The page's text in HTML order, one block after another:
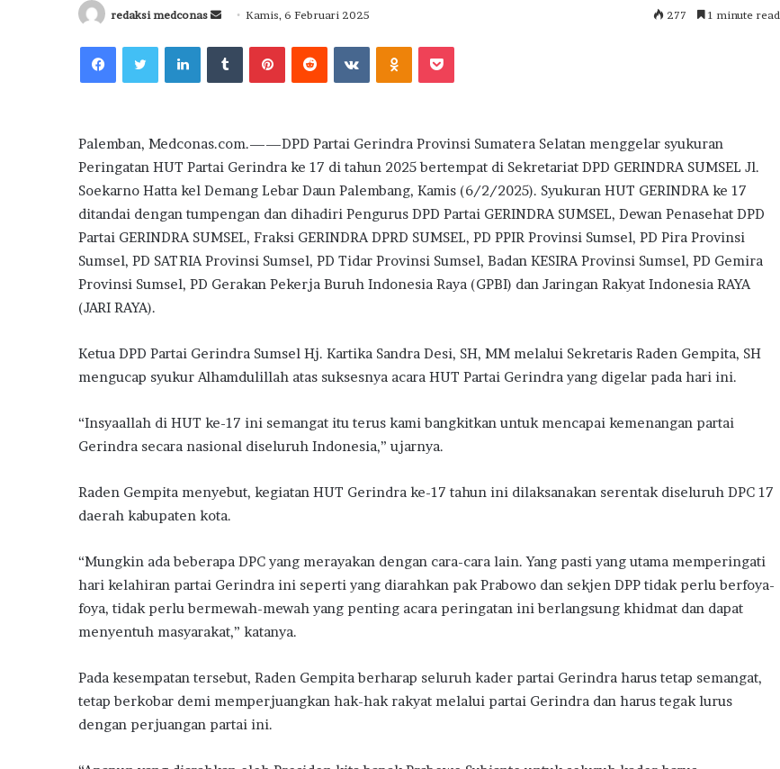
redaksi medconas
Send
email
Kamis, 6 Februari 2025 277 1 minute read
FacebookTwitterLinkedInTumblrPinterestReddit VKontakteOdnoklassniki
Pocket
Palemban, Medconas.com.——DPD Partai Gerindra Provinsi Sumatera Selatan menggelar syukuran
Peringatan HUT Partai Gerindra ke 17 di tahun 2025 bertempat di Sekretariat DPD GERINDRA SUMSEL Jl.
Soekarno Hatta kel Demang Lebar Daun Palembang, Kamis (6/2/2025). Syukuran HUT GERINDRA ke 17
ditandai dengan tumpengan dan dihadiri Pengurus DPD Partai GERINDRA SUMSEL, Dewan Penasehat DPD
Partai GERINDRA SUMSEL, Fraksi GERINDRA DPRD SUMSEL, PD PPIR Provinsi Sumsel, PD Pira Provinsi
Sumsel, PD SATRIA Provinsi Sumsel, PD Tidar Provinsi Sumsel, Badan KESIRA Provinsi Sumsel, PD Gemira
Provinsi Sumsel, PD Gerakan Pekerja Buruh Indonesia Raya (GPBI) dan Jaringan Rakyat Indonesia RAYA
(JARI RAYA).
Ketua DPD Partai Gerindra Sumsel Hj. Kartika Sandra Desi, SH, MM melalui Sekretaris Raden Gempita, SH
mengucap syukur Alhamdulillah atas suksesnya acara HUT Partai Gerindra yang digelar pada hari ini.
“Insyaallah di HUT ke-17 ini semangat itu terus kami bangkitkan untuk mencapai kemenangan partai
Gerindra secara nasional diseluruh Indonesia,” ujarnya.
Raden Gempita menyebut, kegiatan HUT Gerindra ke-17 tahun ini dilaksanakan serentak diseluruh DPC 17
daerah kabupaten kota.
“Mungkin ada beberapa DPC yang merayakan dengan cara-cara lain. Yang pasti yang utama memperingati
hari kelahiran partai Gerindra ini seperti yang diarahkan pak Prabowo dan sekjen DPP tidak perlu berfoya-
foya, tidak perlu bermewah-mewah yang penting acara peringatan ini berlangsung khidmat dan dapat
menyentuh masyarakat,” katanya.
Pada kesempatan tersebut, Raden Gempita berharap seluruh kader partai Gerindra harus tetap semangat,
tetap berkobar demi memperjuangkan hak-hak rakyat melalui partai Gerindra dan harus tegak lurus
dengan perjuangan partai ini.